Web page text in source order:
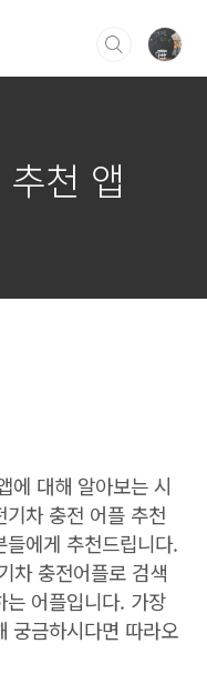
천 앱
에 대해 알아보는 시
차 충전 어플 추천
에게 추천드립니다.
차 충전어플로 검색
어플입니다. 가장
궁금하시다면 따라오